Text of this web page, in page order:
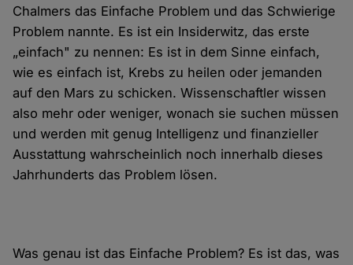
Chalmers das Einfache Problem und das Schwierige
Problem nannte. Es ist ein Insiderwitz, das erste
„einfach" zu nennen: Es ist in dem Sinne einfach,
wie es einfach ist, Krebs zu heilen oder jemanden
auf den Mars zu schicken. Wissenschaftler wissen
also mehr oder weniger, wonach sie suchen müssen
und werden mit genug Intelligenz und finanzieller
Ausstattung wahrscheinlich noch innerhalb dieses
Jahrhunderts das Problem lösen.
Was genau ist das Einfache Problem? Es ist das, was